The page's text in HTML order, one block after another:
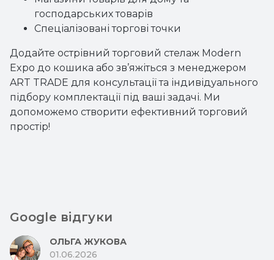
господарських товарів
Спеціалізовані торгові точки
Додайте острівний торговий стелаж Modern
Expo до кошика або зв’яжіться з менеджером
ART TRADE для консультації та індивідуального
підбору комплектації під ваші задачі. Ми
допоможемо створити ефективний торговий
простір!
Google відгуки
ОЛЬГА ЖУКОВА
01.06.2026